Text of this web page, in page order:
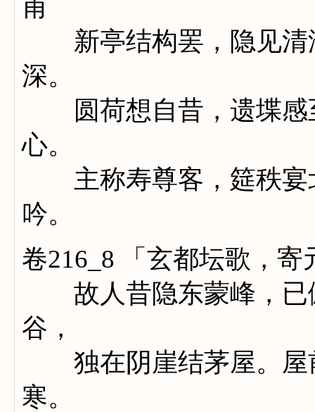
甫
新亭结构罢，隐见清
深。
圆荷想自昔，遗堞感
心。
主称寿尊客，筵秩宴
吟。
卷216_8 「玄都坛歌，寄
故人昔隐东蒙峰，已
谷，
独在阴崖结茅屋。屋
寒。